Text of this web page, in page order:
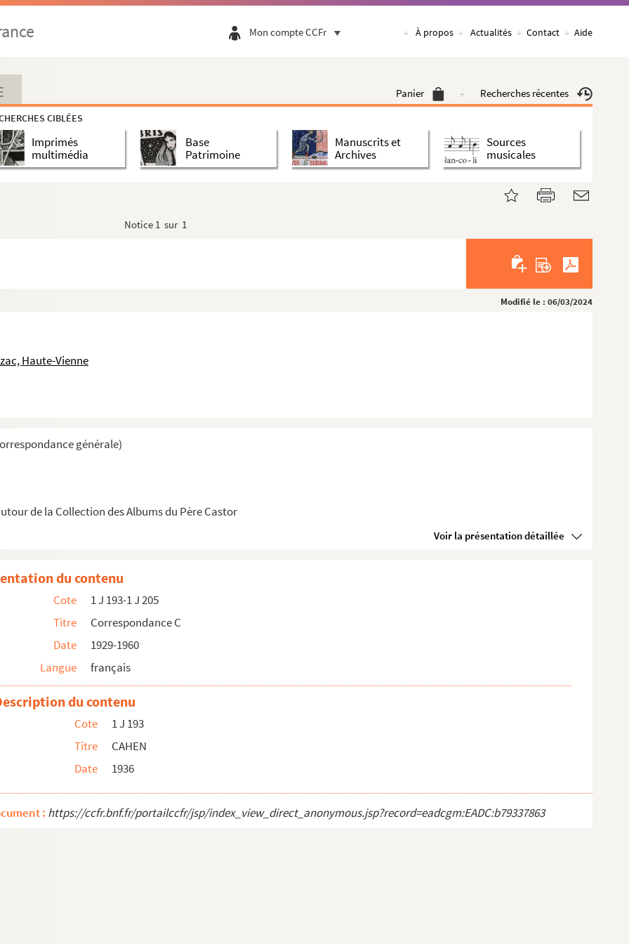
Mon compte CCFr À propos Actualités Contact Aide
Panier Recherches récentes
CIBLÉES
Imprimés
multimédia
Base
Patrimoine
Manuscrits et
Archives
Sources
musicales
Notice 1 sur 1
Modifié le : 06/03/2024
Haute-Vienne
générale)
de la Collection des Albums du Père Castor
Voir la présentation détaillée
rédacteur en chef des Francs-Jeux)
du contenu
Cote
1 J 193-1 J 205
Titre
Correspondance C
Date
1929-1960
Langue
français
du contenu
Cote
1 J 193
Titre
CAHEN
Date
1936
: https://ccfr.bnf.fr/portailccfr/jsp/index_view_direct_anonymous.jsp?record=eadcgm:EADC:b79337863